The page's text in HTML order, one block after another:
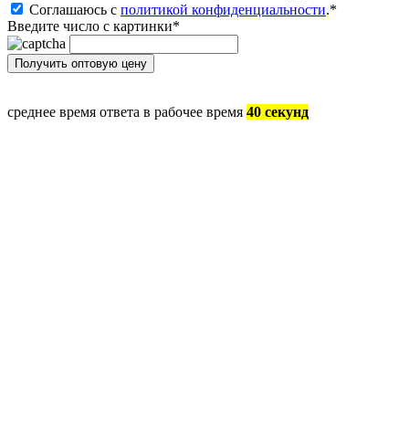
Соглашаюсь с политикой конфиденциальности.*
Введите число с картинки*
среднее время ответа в рабочее время 40 секунд